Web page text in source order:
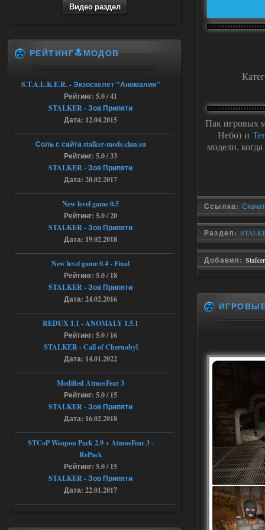
Пак игровых
Небо) и
модели,
Ссылка:
Раздел:
Добавил:
Объединенный Пак 2 + OGSR +
STCoP WP 3.4
11:30
Stalker-Mods-Clan-su
Доступно только для пользователей
Ответить ➤
04.08.2026
Объединенный Пак 2 + OGSR +
STCoP WP 3.4
andreyforest1993
там есть опция расшириные
анимации нпс, я поставил
галочку но толку ноль, ни каких
анимаций нет, может это что-то другое,
кнопок по поводу анимаций
Последний рассвет - Эпизод 1
22:29
Stalker-Mods-Clan-su
Доступно только для пользователей
Объединенный Пак 2 + OGSR +
STCoP WP 3.4
Доступно только для пользователей
Ответить ➤
03.08.2026
Объединенный Пак 2 + OGSR +
Видео раздел
РЕЙТИНГ🔝МОДОВ
S.T.A.L.K.E.R. - Экзоскелет "Аномалия"
Рейтинг: 5.0 / 41
STALKER - Зов Припяти
Дата: 12.04.2015
Соль с сайта stalker-mods.clan.su
Рейтинг: 5.0 / 33
STALKER - Зов Припяти
Дата: 20.02.2017
New level game 0.5
Рейтинг: 5.0 / 20
STALKER - Зов Припяти
Дата: 19.02.2018
New level game 0.4 - Final
Рейтинг: 5.0 / 18
STALKER - Зов Припяти
Дата: 24.02.2016
REDUX 1.1​​​​​​​ - ANOMALY 1.5.1
Рейтинг: 5.0 / 16
STALKER - Call of Chernobyl
Дата: 14.01.2022
Modified AtmosFear 3
Рейтинг: 5.0 / 15
STALKER - Зов Припяти
Дата: 16.02.2018
STCoP Weapon Pack 2.9 + AtmosFear 3 -
RePack
Рейтинг: 5.0 / 15
STALKER - Зов Припяти
Дата: 22.01.2017